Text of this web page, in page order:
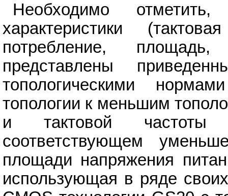
Необходимо
характеристики
потребление,
представлены
топологическими
топологии к меньшим
и тактовой частоты
соответствующем
площади напряжения
использующая в ряде